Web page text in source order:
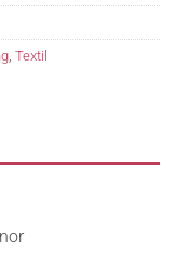
, Textil